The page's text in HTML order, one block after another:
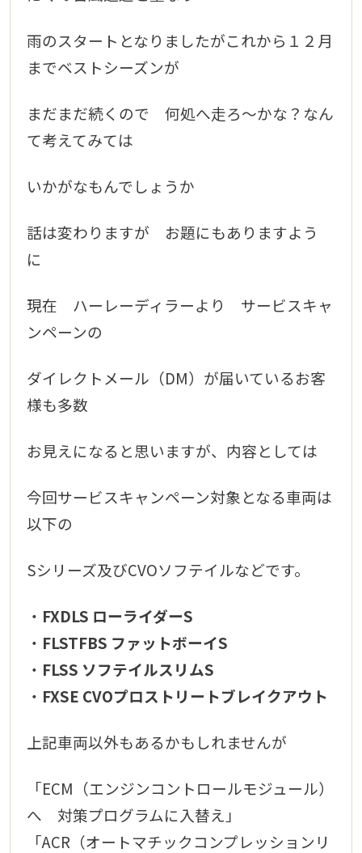
雨のスタートとなりましたがこれから１２月
までベストシーズンが
まだまだ続くので 何処へ走ろ～かな？なん
て考えてみては
いかがなもんでしょうか
話は変わりますが お題にもありますよう
に
現在 ハーレーディラーより サービスキャ
ンペーンの
ダイレクトメール（DM）が届いているお客
様も多数
お見えになると思いますが、内容としては
今回サービスキャンペーン対象となる車両は
以下の
Sシリーズ及びCVOソフテイルなどです。
・ FXDLS ローライダーS
・ FLSTFBS ファットボーイS
・ FLSS ソフテイルスリムS
・ FXSE CVOプロストリートブレイクアウト
上記車両以外もあるかもしれませんが
「ECM（エンジンコントロールモジュール）
へ 対策プログラムに入替え」
「ACR（オートマチックコンプレッションリ